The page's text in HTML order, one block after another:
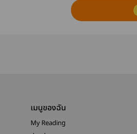
เมนูของฉัน
My Reading